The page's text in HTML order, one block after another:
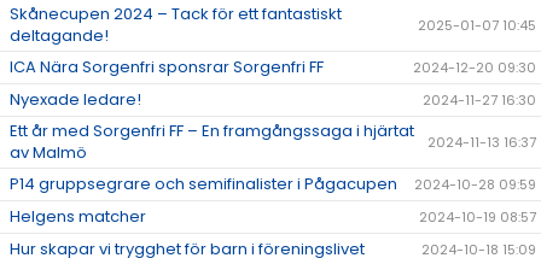
Skånecupen 2024 – Tack för ett fantastiskt
deltagande!
2025-01-07 10:45
ICA Nära Sorgenfri sponsrar Sorgenfri FF 2024-12-20 09:30
Nyexade ledare! 2024-11-27 16:30
Ett år med Sorgenfri FF – En framgångssaga i hjärtat
av Malmö
2024-11-13 16:37
P14 gruppsegrare och semifinalister i Pågacupen 2024-10-28 09:59
Helgens matcher 2024-10-19 08:57
Hur skapar vi trygghet för barn i föreningslivet 2024-10-18 15:09